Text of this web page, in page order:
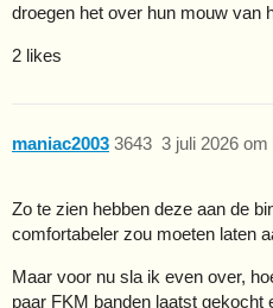
droegen het over hun mouw van
2 likes
maniac2003 3 juli 2026 om
3643
Zo te zien hebben deze aan de
comfortabeler zou moeten laten
Maar voor nu sla ik even over,
paar FKM banden laatst gekocht